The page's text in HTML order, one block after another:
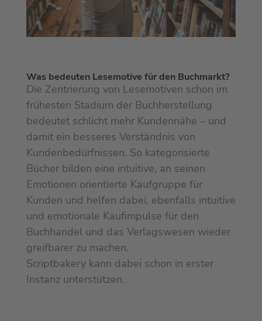
Was bedeuten Lesemotive für den Buchmarkt?
Die Zentrierung von Lesemotiven schon im
frühesten Stadium der Buchherstellung
bedeutet schlicht mehr Kundennähe – und
damit ein besseres Verständnis von
Kundenbedürfnissen. So kategorisierte
Bücher bilden eine intuitive, an seinen
Emotionen orientierte Kaufgruppe für
Kunden und helfen dabei, ebenfalls intuitive
und emotionale Kaufimpulse für den
Buchhandel und das Verlagswesen wieder
greifbarer zu machen.
Scriptbakery kann dabei schon in erster
Instanz unterstützen.